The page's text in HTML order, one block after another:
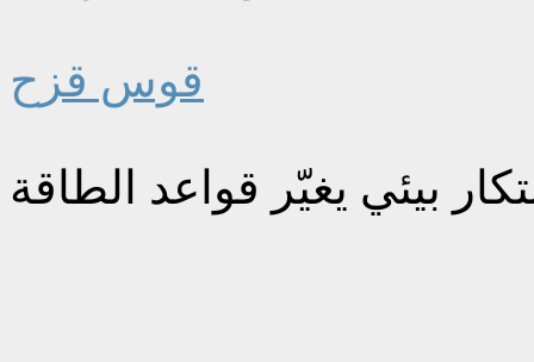
قوس قزح
بيئي يغيّر قواعد الطاقة